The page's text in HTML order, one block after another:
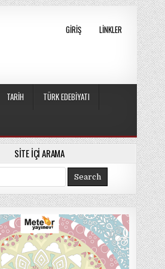
GIRIŞ LINKLER
TARIH TÜRK EDEBIYATI
SITE İÇI ARAMA